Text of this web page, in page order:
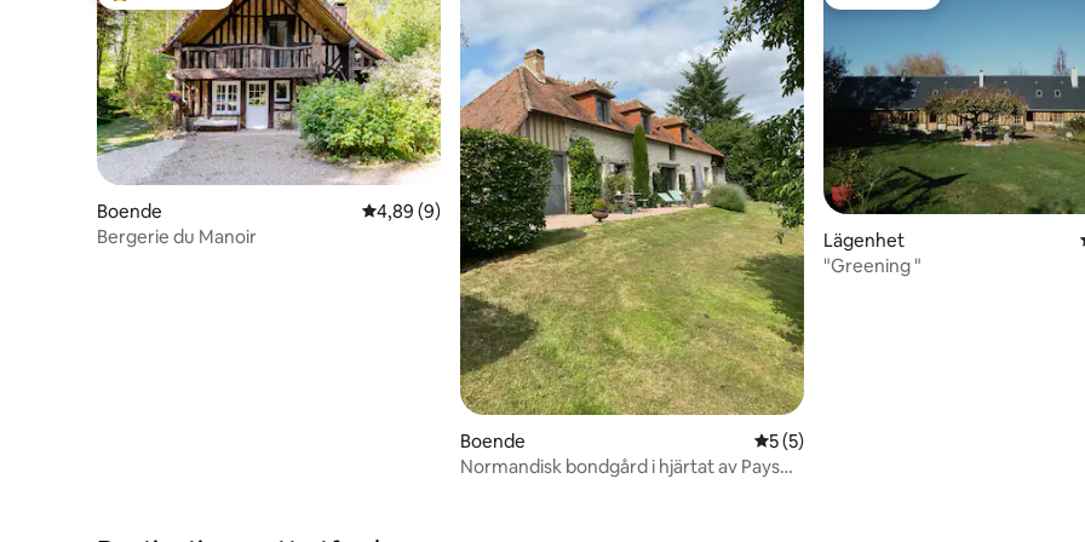
Boende 4,89 av 5 i genomsnittligt betyg, 9 omdömen
4,89 (9)
Bergerie du Manoir
Boende 5 av 5 i genomsnittligt betyg, 5
5 (5)
Normandisk bondgård i hjärtat av Pays
Lägenhet
"Greening "